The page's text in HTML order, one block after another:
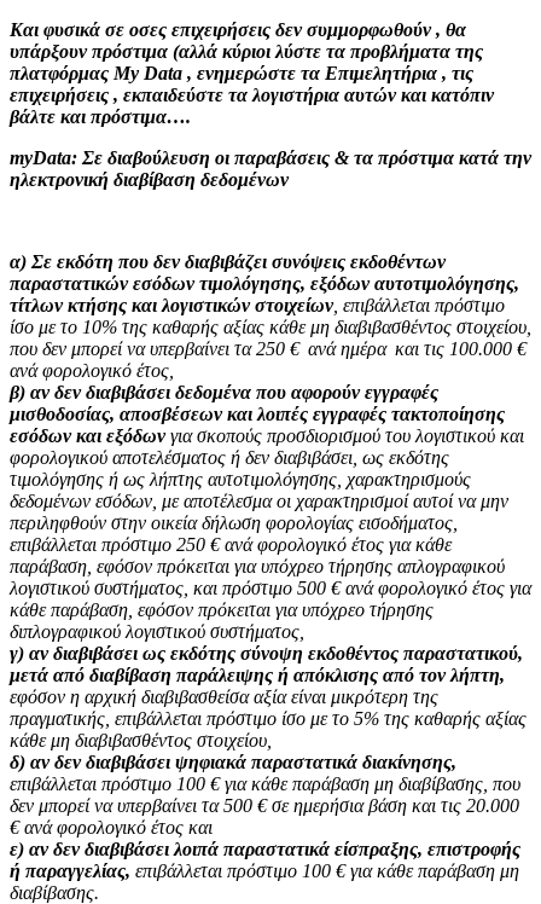
Και φυσικά σε οσες επιχειρήσεις δεν συμμορφωθούν , θα
υπάρξουν πρόστιμα (αλλά κύριοι λύστε τα προβλήματα της
πλατφόρμας My Data , ενημερώστε τα Επιμελητήρια , τις
επιχειρήσεις , εκπαιδεύστε τα λογιστήρια αυτών και κατόπιν
βάλτε και πρόστιμα….
myData: Σε διαβούλευση οι παραβάσεις & τα πρόστιμα κατά την
ηλεκτρονική διαβίβαση δεδομένων
α) Σε εκδότη που δεν διαβιβάζει συνόψεις εκδοθέντων
παραστατικών εσόδων τιμολόγησης, εξόδων αυτοτιμολόγησης,
τίτλων κτήσης και λογιστικών στοιχείων, επιβάλλεται πρόστιμο
ίσο με το 10% της καθαρής αξίας κάθε μη διαβιβασθέντος στοιχείου,
που δεν μπορεί να υπερβαίνει τα 250 € ανά ημέρα και τις 100.000 €
ανά φορολογικό έτος,
β) αν δεν διαβιβάσει δεδομένα που αφορούν εγγραφές
μισθοδοσίας, αποσβέσεων και λοιπές εγγραφές τακτοποίησης
εσόδων και εξόδωνγια σκοπούς προσδιορισμού του λογιστικού και
φορολογικού αποτελέσματος ή δεν διαβιβάσει, ως εκδότης
τιμολόγησης ή ως λήπτης αυτοτιμολόγησης, χαρακτηρισμούς
δεδομένων εσόδων, με αποτέλεσμα οι χαρακτηρισμοί αυτοί να μην
περιληφθούν στην οικεία δήλωση φορολογίας εισοδήματος,
επιβάλλεται πρόστιμο 250 € ανά φορολογικό έτος για κάθε
παράβαση, εφόσον πρόκειται για υπόχρεο τήρησης απλογραφικού
λογιστικού συστήματος, και πρόστιμο 500 € ανά φορολογικό έτος για
κάθε παράβαση, εφόσον πρόκειται για υπόχρεο τήρησης
διπλογραφικού λογιστικού συστήματος,
γ) αν διαβιβάσει ως εκδότης σύνοψη εκδοθέντος παραστατικού,
μετά από διαβίβαση παράλειψης ή απόκλισης από τον λήπτη,
εφόσον η αρχική διαβιβασθείσα αξία είναι μικρότερη της
πραγματικής, επιβάλλεται πρόστιμο ίσο με το 5% της καθαρής αξίας
κάθε μη διαβιβασθέντος στοιχείου,
δ) αν δεν διαβιβάσει ψηφιακά παραστατικά διακίνησης,
επιβάλλεται πρόστιμο 100 € για κάθε παράβαση μη διαβίβασης, που
δεν μπορεί να υπερβαίνει τα 500 € σε ημερήσια βάση και τις 20.000
€ ανά φορολογικό έτος και
ε) αν δεν διαβιβάσει λοιπά παραστατικά είσπραξης, επιστροφής
ή παραγγελίας, επιβάλλεται πρόστιμο 100 € για κάθε παράβαση μη
διαβίβασης.